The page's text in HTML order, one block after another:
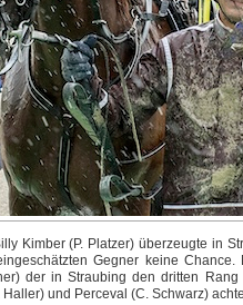
Kimber (P. Platzer) überzeugte in
Gegner keine
der in Straubing den dritten
Haller) und Perceval (C. Schwarz)